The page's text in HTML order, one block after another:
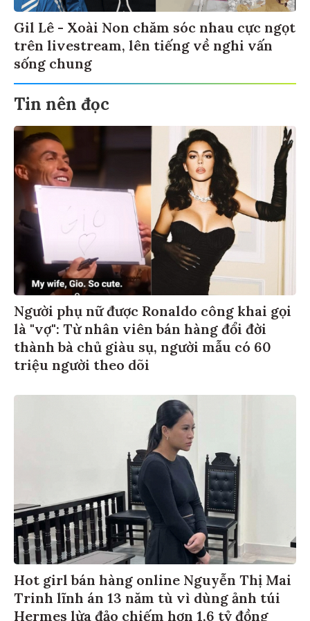
Gil Lê - Xoài Non chăm sóc nhau cực ngọt
trên livestream, lên tiếng về nghi vấn
sống chung
Tin nên đọc
Người phụ nữ được Ronaldo công khai gọi
là "vợ": Từ nhân viên bán hàng đổi đời
thành bà chủ giàu sụ, người mẫu có 60
triệu người theo dõi
Hot girl bán hàng online Nguyễn Thị Mai
Trinh lĩnh án 13 năm tù vì dùng ảnh túi
Hermes lừa đảo chiếm hơn 1,6 tỷ đồng